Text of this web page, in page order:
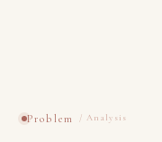
Problem